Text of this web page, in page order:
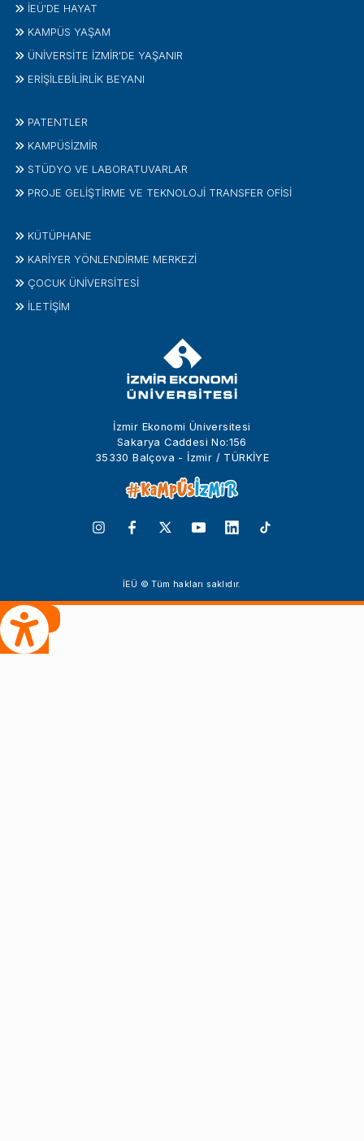
İzmir Ekonomi Üniversitesi
Sakarya Caddesi No:156
35330 Balçova - İzmir / TÜRKİYE
İEÜ'DE HAYAT
KAMPÜS YAŞAM
ÜNİVERSİTE İZMİR'DE YAŞANIR
ERİŞİLEBİLİRLİK BEYANI
PATENTLER
KAMPÜSİZMIR
STÜDYO VE LABORATUVARLAR
PROJE GELIŞTIRME VE TEKNOLOJI TRANSFER OFISI
KÜTÜPHANE
KARİYER YÖNLENDİRME MERKEZİ
ÇOCUK ÜNIVERSITESI
İLETIŞIM
İEÜ © Tüm hakları saklıdır.
Çeviri